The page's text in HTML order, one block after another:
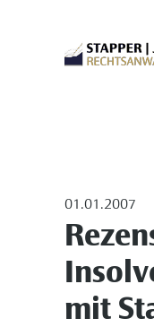
01.01.2007
mit